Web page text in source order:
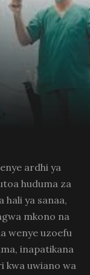
ardhi ya
huduma za
hali ya sanaa,
mkono na
wenye uzoefu
inapatikana
kwa uwiano wa